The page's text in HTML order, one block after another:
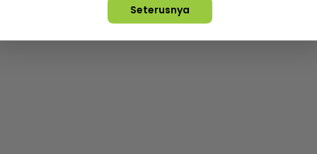
Seterusnya